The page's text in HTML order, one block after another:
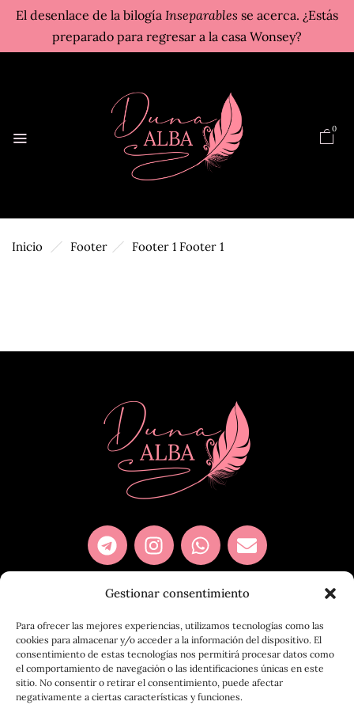
Gestionar consentimiento
Para ofrecer las mejores experiencias, utilizamos tecnologías como las
cookies para almacenar y/o acceder a la información del dispositivo. El
consentimiento de estas tecnologías nos permitirá procesar datos como
el comportamiento de navegación o las identificaciones únicas en este
sitio. No consentir o retirar el consentimiento, puede afectar
negativamente a ciertas características y funciones.
El desenlace de la bilogía Inseparables se acerca. ¿Estás
preparado para regresar a la casa Wonsey?
0
Inicio Footer Footer 1 Footer 1
Copyright © 2026 Duna Alba -Política de privacidad|
Política de cookies|Aviso legal| Condiciones de compra